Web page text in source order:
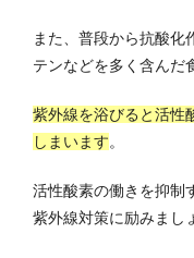
また、普段から抗酸化
テンなどを多く含んだ
紫外線を浴びると活性
しまいます。
活性酸素の働きを抑制
紫外線対策に励みまし